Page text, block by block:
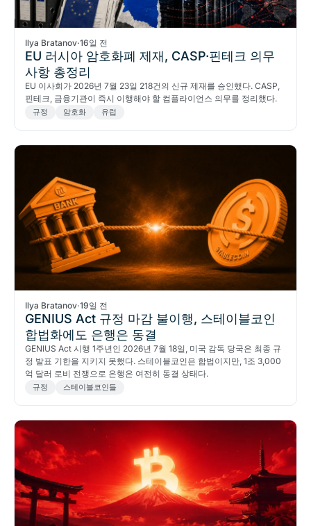
Ilya Bratanov·16일 전
EU 러시아 암호화폐 제재, CASP·핀테크 의무
사항 총정리
EU 이사회가 2026년 7월 23일 218건의 신규 제재를 승인했다. CASP,
핀테크, 금융기관이 즉시 이행해야 할 컴플라이언스 의무를 정리했다.
규정 암호화 유럽
Ilya Bratanov·19일 전
GENIUS Act 규정 마감 불이행, 스테이블코인
합법화에도 은행은 동결
GENIUS Act 시행 1주년인 2026년 7월 18일, 미국 감독 당국은 최종 규
정 발표 기한을 지키지 못했다. 스테이블코인은 합법이지만, 1조 3,000
억 달러 로비 전쟁으로 은행은 여전히 동결 상태다.
규정 스테이블코인들